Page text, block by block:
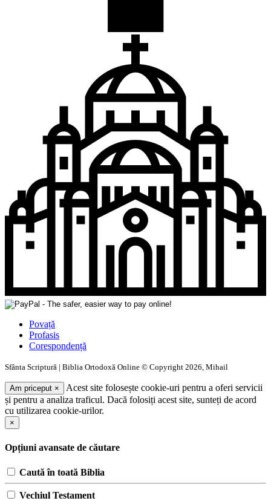
Povață
Profasis
Corespondență
Sfânta Scriptură | Biblia Ortodoxă Online © Copyright 2026, Mihail
Am priceput ×
Acest site folosește cookie-uri pentru a oferi servicii
și pentru a analiza traficul. Dacă folosiți acest site, sunteți de acord
cu utilizarea cookie-urilor.
×
Opțiuni avansate de căutare
Caută în toată Biblia
Vechiul Testament